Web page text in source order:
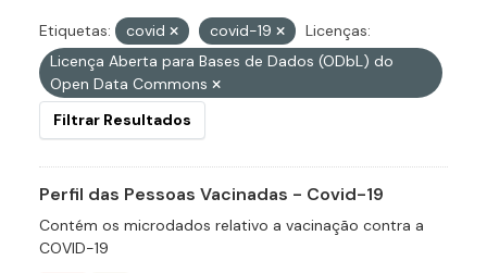
Etiquetas: covid covid-19
Licenças:
Licença Aberta para Bases de Dados (ODbL) do
Open Data Commons
Filtrar Resultados
Perfil das Pessoas Vacinadas - Covid-19
Contém os microdados relativo a vacinação contra a
COVID-19